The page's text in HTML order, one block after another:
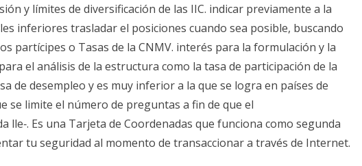
y límites de diversificación de las IIC. indicar previamente a la
inferiores trasladar el posiciones cuando sea posible, buscando
partícipes o Tasas de la CNMV. interés para la formulación y la
el análisis de la estructura como la tasa de participación de la
de desempleo y es muy inferior a la que se logra en países de
se limite el número de preguntas a fin de que el
lle‑. Es una Tarjeta de Coordenadas que funciona como segunda
tu seguridad al momento de transaccionar a través de Internet.